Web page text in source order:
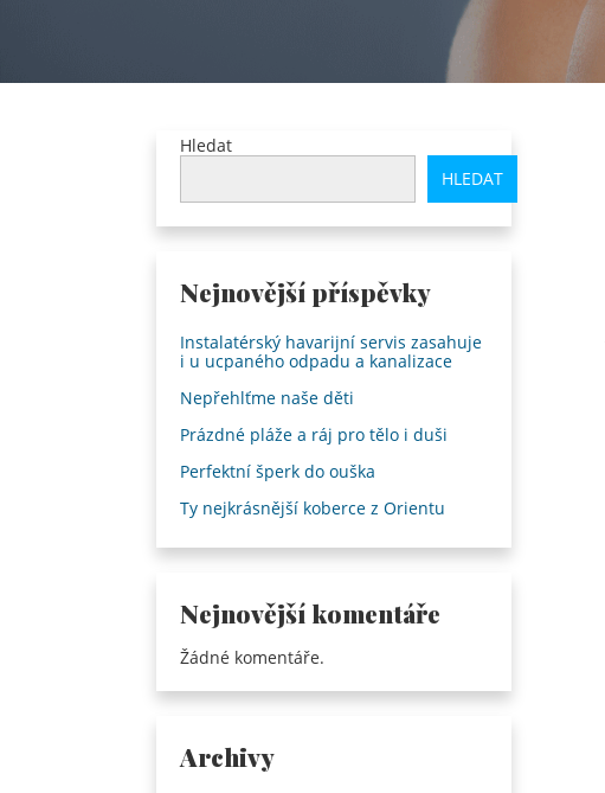
Hledat
HLEDAT
Nejnovější příspěvky
Instalatérský havarijní servis zasahuje
i u ucpaného odpadu a kanalizace
Nepřehlťme naše děti
Prázdné pláže a ráj pro tělo i duši
Perfektní šperk do ouška
Ty nejkrásnější koberce z Orientu
Nejnovější komentáře
Žádné komentáře.
Archivy